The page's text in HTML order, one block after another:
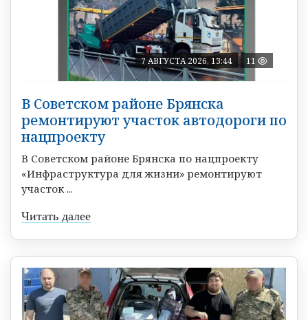
7 АВГУСТА 2026, 13:44 11
В Советском районе Брянска
ремонтируют участок автодороги по
нацпроекту
В Советском районе Брянска по нацпроекту
«Инфраструктура для жизни» ремонтируют
участок ...
Читать далее